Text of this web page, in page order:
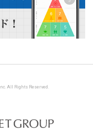
All Rights Reserved.